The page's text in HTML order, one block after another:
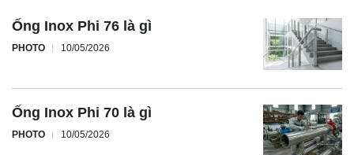
Ống Inox Phi 76 là gì
PHOTO 10/05/2026
Ống Inox Phi 70 là gì
PHOTO 10/05/2026